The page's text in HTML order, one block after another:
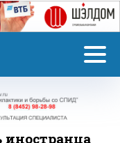
иностранца